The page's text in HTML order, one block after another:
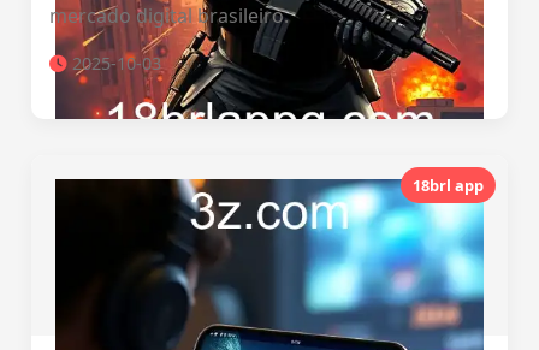
mercado digital brasileiro.
2025-10-03
18brl app